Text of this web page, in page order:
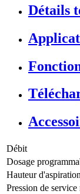
Détails
Débit
Dosage
Hauteur
Pression de